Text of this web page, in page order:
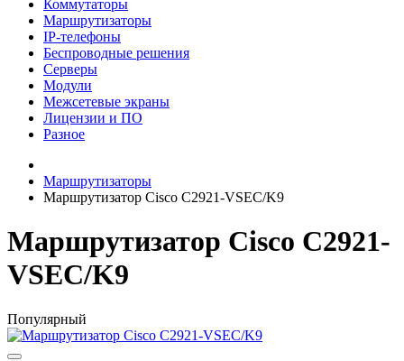
Коммутаторы
Маршрутизаторы
IP-телефоны
Беспроводные решения
Серверы
Модули
Межсетевые экраны
Лицензии и ПО
Разное
Маршрутизаторы
Маршрутизатор Cisco C2921-VSEC/K9
Маршрутизатор Cisco C2921-
VSEC/K9
Популярный